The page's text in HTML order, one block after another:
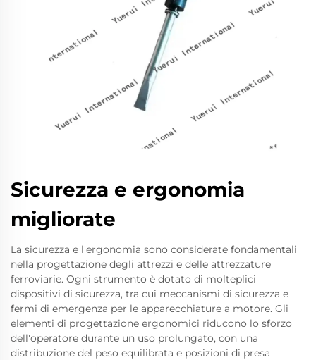
Sicurezza e ergonomia
migliorate
La sicurezza e l'ergonomia sono considerate fondamentali
nella progettazione degli attrezzi e delle attrezzature
ferroviarie. Ogni strumento è dotato di molteplici
dispositivi di sicurezza, tra cui meccanismi di sicurezza e
fermi di emergenza per le apparecchiature a motore. Gli
elementi di progettazione ergonomici riducono lo sforzo
dell'operatore durante un uso prolungato, con una
distribuzione del peso equilibrata e posizioni di presa